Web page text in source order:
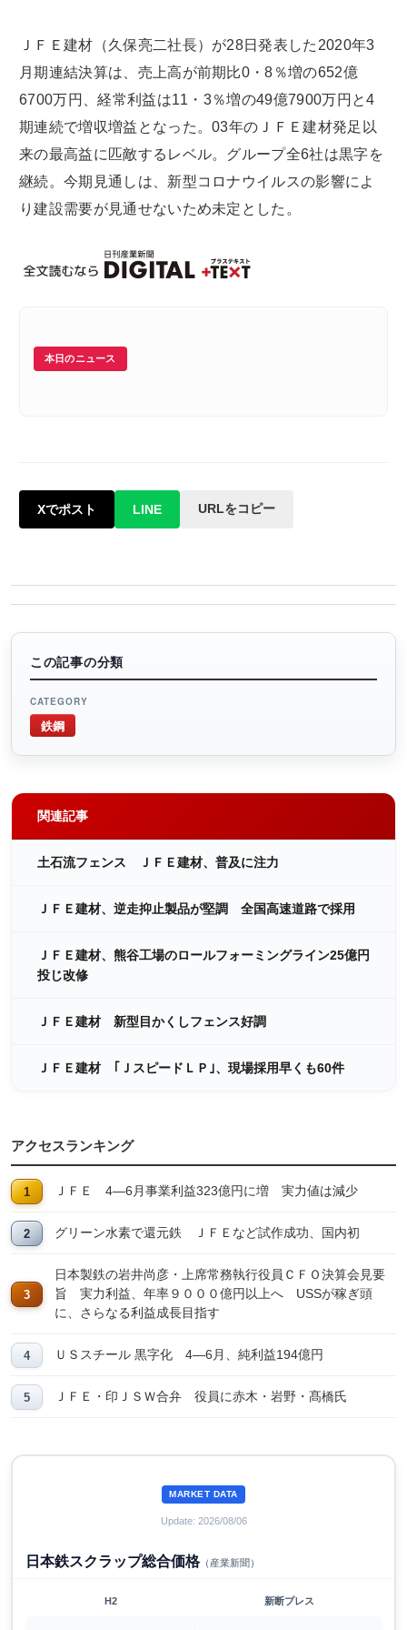
ＪＦＥ建材（久保亮二社長）が28日発表した2020年3
月期連結決算は、売上高が前期比0・8％増の652億
6700万円、経常利益は11・3％増の49億7900万円と4
期連続で増収増益となった。03年のＪＦＥ建材発足以
来の最高益に匹敵するレベル。グループ全6社は黒字を
継続。今期見通しは、新型コロナウイルスの影響によ
り建設需要が見通せないため未定とした。
本日のニュース
Xでポスト LINE URLをコピー
この記事の分類
CATEGORY
鉄鋼
関連記事
土石流フェンス ＪＦＥ建材、普及に注力
ＪＦＥ建材、逆走抑止製品が堅調 全国高速道路で採用
ＪＦＥ建材、熊谷工場のロールフォーミングライン25億円
投じ改修
ＪＦＥ建材 新型目かくしフェンス好調
ＪＦＥ建材 ｢ＪスピードＬＰ｣、現場採用早くも60件
アクセスランキング
ＪＦＥ 4―6月事業利益323億円に増 実力値は減少
グリーン水素で還元鉄 ＪＦＥなど試作成功、国内初
日本製鉄の岩井尚彦・上席常務執行役員ＣＦＯ決算会見要
旨 実力利益、年率９０００億円以上へ USSが稼ぎ頭
に、さらなる利益成長目指す
ＵＳスチール 黒字化 4―6月、純利益194億円
ＪＦＥ・印ＪＳＷ合弁 役員に赤木・岩野・髙橋氏
MARKET DATA
Update: 2026/08/06
日本鉄スクラップ総合価格（産業新聞）
H2 新断プレス